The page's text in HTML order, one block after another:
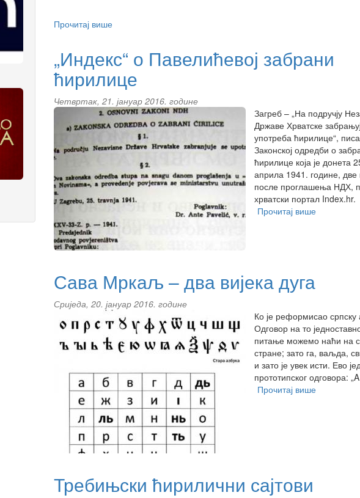
Прочитај вишеabout
бити
„Индекс“ о Павелићевој забрани
ћирилице
Четвртак, 21. јануар 2016. године
Загреб – „На подручју
Државе Хрватске
употреба ћирилице“,
Законској одредби о
ћирилице која је донета
априла 1941. године,
после проглашења НДХ,
хрватски портал Index.hr.
Прочитај вишеabout
Сава Мркаљ – два вијека дуга
Сриједа, 20. јануар 2016. године
Ко је реформисао српску
Одговор на то
питање можемо наћи на
стране; зато га, ваљда,
и зато је увек исти. Ево
прототипског одговора:
Прочитај вишеabout
Требињски ћирилични сајтови